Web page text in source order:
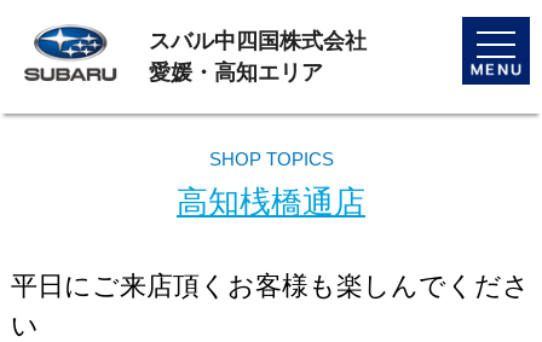
toggle
スバル中四国株式会社
愛媛・高知エリア
SHOP TOPICS
高知桟橋通店
平日にご来店頂くお客様も楽しんでくださ
い